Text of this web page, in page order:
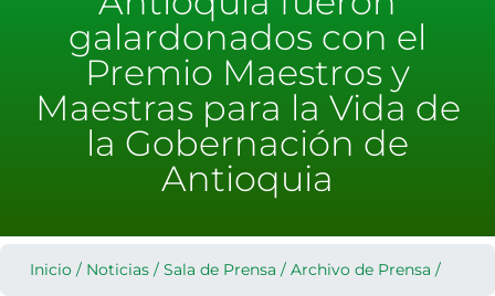
galardonados con el
Premio Maestros y
Maestras para la Vida de
la Gobernación de
Antioquia
Inicio / Noticias / Sala de Prensa / Archivo de Prensa /